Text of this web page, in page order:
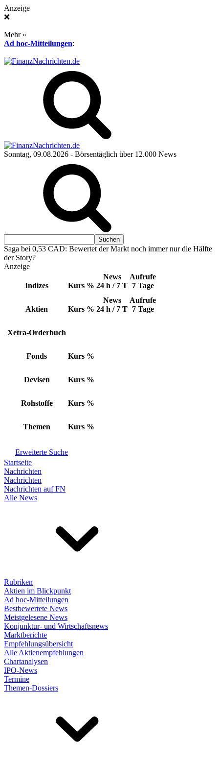
Anzeige
❌
Mehr »
Ad hoc-Mitteilungen:
Sonntag, 09.08.2026 - Börsentäglich über 12.000 News
Saga bei 0,53 CAD: Bewertet der Markt noch immer nur die Hälfte
der Story?
Anzeige
Indizes Kurs %
News
24 h / 7 T
Aufrufe
7 Tage
Aktien Kurs %
News
24 h / 7 T
Aufrufe
7 Tage
Xetra-Orderbuch
Fonds Kurs %
Devisen Kurs %
Rohstoffe Kurs %
Themen Kurs %
Erweiterte Suche
Startseite
Nachrichten
Nachrichten
Nachrichten auf FN
Alle News
Rubriken
Aktien im Blickpunkt
Ad hoc-Mitteilungen
Bestbewertete News
Meistgelesene News
Konjunktur- und Wirtschaftsnews
Marktberichte
Empfehlungsübersicht
Alle Aktienempfehlungen
Chartanalysen
IPO-News
Termine
Themen-Dossiers